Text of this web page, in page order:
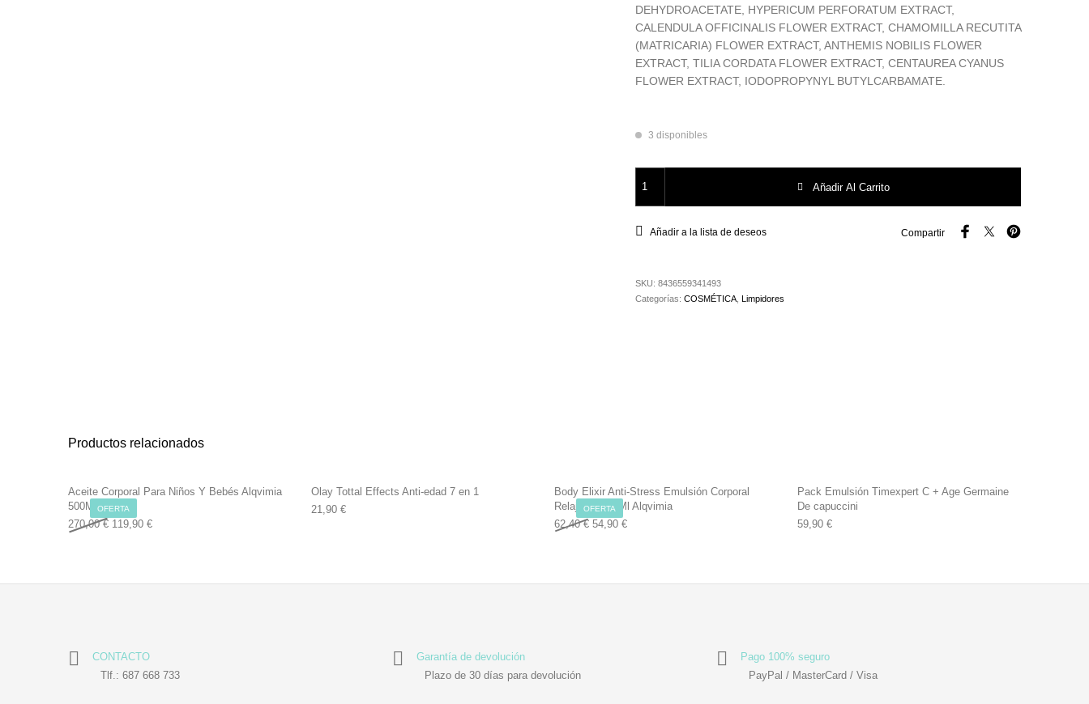
DEHYDROACETATE, HYPERICUM PERFORATUM EXTRACT,
CALENDULA OFFICINALIS FLOWER EXTRACT, CHAMOMILLA RECUTITA
(MATRICARIA) FLOWER EXTRACT, ANTHEMIS NOBILIS FLOWER
EXTRACT, TILIA CORDATA FLOWER EXTRACT, CENTAUREA CYANUS
FLOWER EXTRACT, IODOPROPYNYL BUTYLCARBAMATE.
3 disponibles
Añadir Al Carrito
Compartir
Añadir a la lista de deseos
SKU: 8436559341493
Categorías: COSMÉTICA Limpidores
Productos relacionados
OFERTA
Aceite Corporal Para Niños Y Bebés Alqvimia
500Ml
270,00€ Original price was: 270,00 €.
119,90 €Current price is: 119,90 €.
Olay Tottal Effects Anti-edad 7 en 1
21,90 € OFERTA
Body Elixir Anti-Stress Emulsión Corporal
Relajante 200Ml Alqvimia
62,40€ Original price was: 62,40 €.
54,90 €Current price is: 54,90 €.
Pack Emulsión Timexpert C + Age Germaine
De capuccini
59,90 €
CONTACTO
Tlf.: 687 668 733
Garantía de devolución
Plazo de 30 días para devolución
Pago 100% seguro
PayPal / MasterCard / Visa